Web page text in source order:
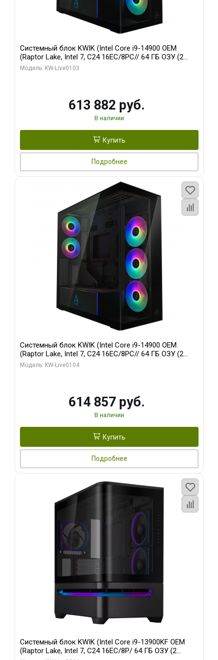
Системный блок KWIK (Intel Core i9-14900 OEM
(Raptor Lake, Intel 7, C24 16EC/8PC// 64 ГБ ОЗУ (2
модуля)/ Afox RTX4090 24GB GDDR6X 384-Bit 3xDP
Модель: KW-Live0103
613 882 руб.
В наличии
Купить
Подробнее
Системный блок KWIK (Intel Core i9-14900 OEM
(Raptor Lake, Intel 7, C24 16EC/8PC// 64 ГБ ОЗУ (2
модуля)/ Afox RTX4090 24GB GDDR6X 384-Bit 3xDP
Модель: KW-Live0104
614 857 руб.
В наличии
Купить
Подробнее
Системный блок KWIK (Intel Core i9-13900KF OEM
(Raptor Lake, Intel 7, C24 16EC/8P/ 64 ГБ ОЗУ (2